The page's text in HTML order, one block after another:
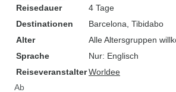
Reisedauer
4 Tage
Destinationen
Barcelona , Tibidabo
Alter
Alle Altersgruppen
Sprache
Nur: Englisch
ReiseveranstalterWorldee
Ab